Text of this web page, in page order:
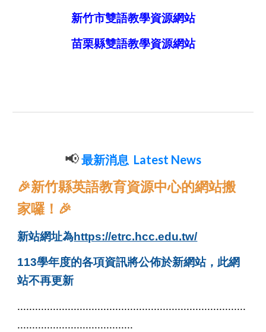
新竹市雙語教學資源網站
苗栗縣雙語教學資源網站
📢最新消息 Latest News
🎉新竹縣英語教育資源中心的網站搬
家囉！🎉
新站網址為https://etrc.hcc.edu.tw/
113學年度的各項資訊將公佈於新網站，此網
站不再更新
.............................................................................
.......................................